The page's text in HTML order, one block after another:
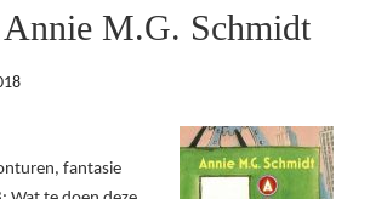
M.G. Schmidt
fantasie